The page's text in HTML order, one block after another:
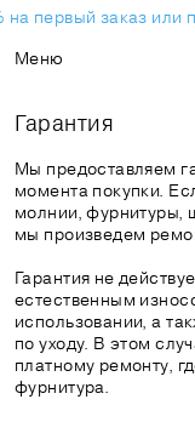
первый заказ или
Меню
Гарантия
Мы предоставляем
момента покупки.
молнии, фурнитуры,
мы произведем
Гарантия не
естественным
использовании, а
по уходу. В этом
платному ремонту,
фурнитура.